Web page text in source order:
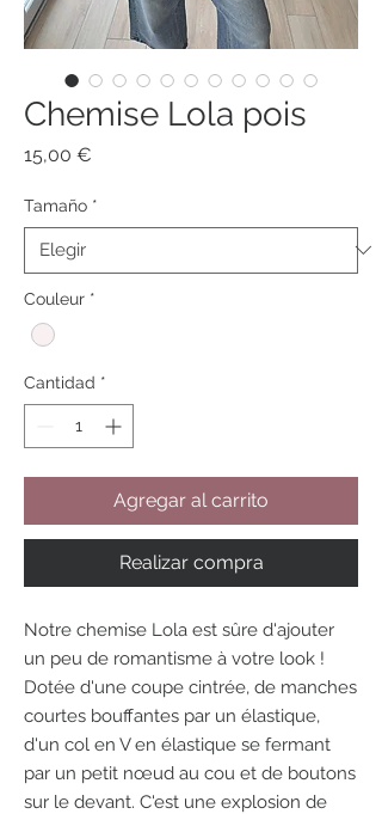
Chemise Lola pois
15,00 €
Tamaño *
Couleur *
Cantidad *
Agregar al carrito
Realizar compra
Notre chemise Lola est sûre d'ajouter
un peu de romantisme à votre look !
Dotée d'une coupe cintrée, de manches
courtes bouffantes par un élastique,
d'un col en V en élastique se fermant
par un petit nœud au cou et de boutons
sur le devant. C'est une explosion de